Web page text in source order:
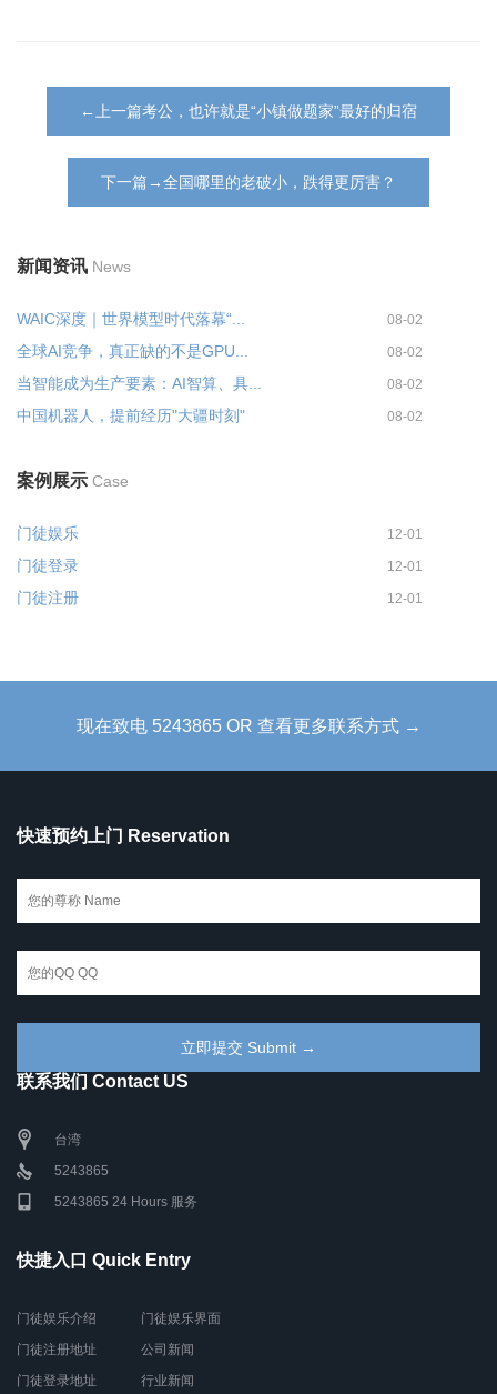
←上一篇考公，也许就是“小镇做题家”最好的归宿
下一篇→全国哪里的老破小，跌得更厉害？
新闻资讯 News
WAIC深度｜世界模型时代落幕“... 08-02
全球AI竞争，真正缺的不是GPU... 08-02
当智能成为生产要素：AI智算、具... 08-02
中国机器人，提前经历"大疆时刻" 08-02
案例展示 Case
门徒娱乐 12-01
门徒登录 12-01
门徒注册 12-01
现在致电 5243865 OR 查看更多联系方式 →
快速预约上门 Reservation
联系我们 Contact US
台湾
5243865
5243865 24 Hours 服务
快捷入口 Quick Entry
门徒娱乐介绍
门徒注册地址
门徒登录地址
门徒娱乐界面
公司新闻
行业新闻